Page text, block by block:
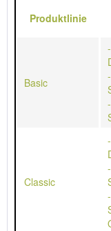
Produktlinie
Basic
Classic